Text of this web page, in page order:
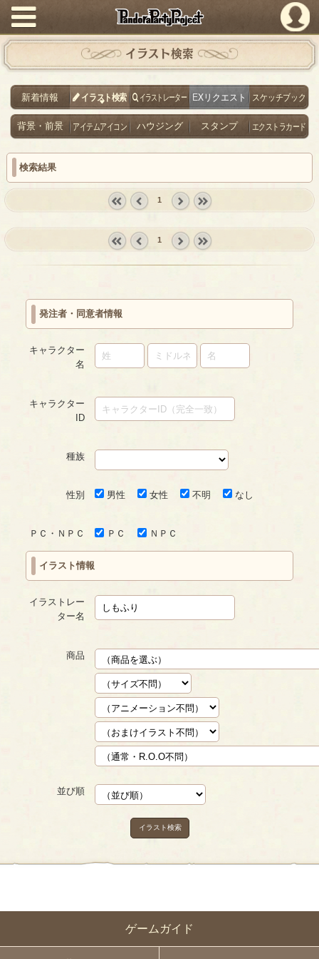
PandoraPartyProject
ゲームガイド
イラスト検索
新着情報 イラスト検索 イラストレーター EXリクエスト スケッチブック
背景・前景 アイテムアイコン ハウジング スタンプ エクストラカード
検索結果
prev
1
1
発注者・同意者情報
キャラクター
名
キャラクター
ID
種族
性別 男性 女性 不明 なし
ＰＣ・ＮＰＣ ＰＣ ＮＰＣ
イラスト情報
イラストレー
ター名
商品
並び順
イラスト検索